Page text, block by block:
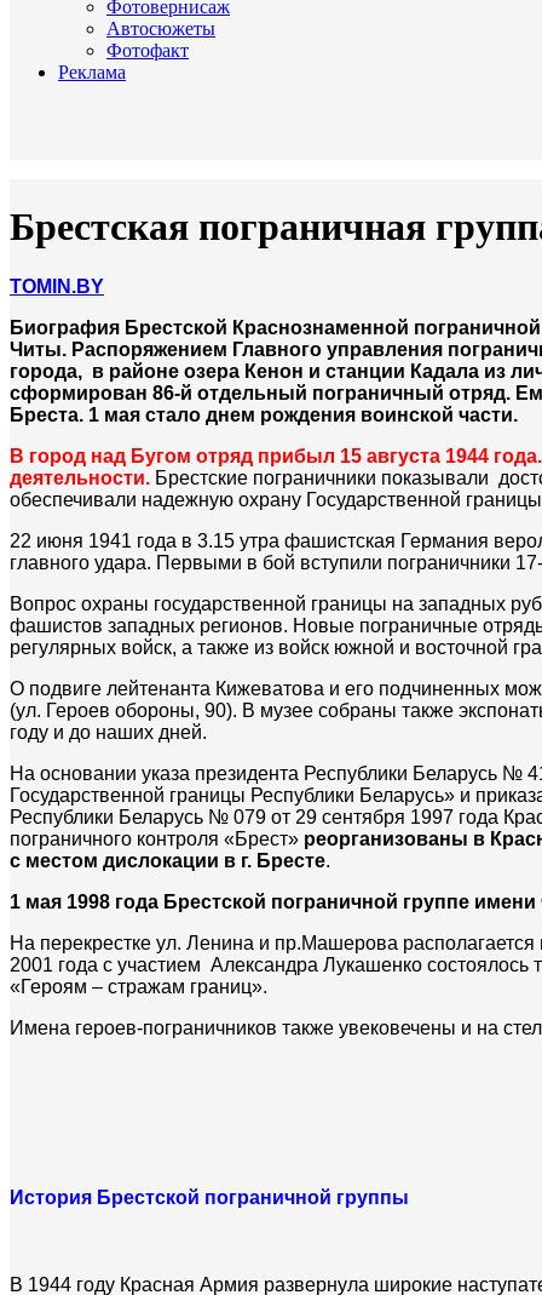
Фотовернисаж
Автосюжеты
Фотофакт
Реклама
Брестская пограничная
TOMIN.BY
Биография Брестской Краснознаменной
Читы. Распоряжением Главного управления
города, в районе озера Кенон и станции Кадала из
сформирован 86-й отдельный пограничный отряд.
Бреста. 1 мая стало днем рождения воинской части.
В город над Бугом отряд прибыл 15 августа 1944
деятельности. Брестские пограничники показывали
обеспечивали надежную охрану Государственной
22 июня 1941 года в 3.15 утра фашистская Германия
главного удара. Первыми в бой вступили пограничники
Вопрос охраны государственной границы на западных
фашистов западных регионов. Новые пограничные
регулярных войск, а также из войск южной и восточной
О подвиге лейтенанта Кижеватова и его подчиненных
(ул. Героев обороны, 90). В музее собраны также
году и до наших дней.
На основании указа президента Республики Беларусь №
Государственной границы Республики Беларусь» и
Республики Беларусь № 079 от 29 сентября 1997 года
пограничного контроля «Брест» реорганизованы в
с местом дислокации в г. Бресте.
1 мая 1998 года Брестской пограничной группе
На перекрестке ул. Ленина и пр.Машерова располагается
2001 года с участием Александра Лукашенко
«Героям – стражам границ».
Имена героев-пограничников также увековечены и на
История Брестской пограничной группы
В 1944 году Красная Армия развернула широкие